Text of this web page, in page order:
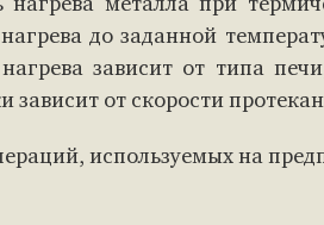
нагрева металла при
до заданной
зависит от типа
зависит от скорости
используемых на